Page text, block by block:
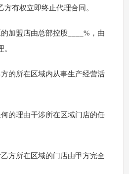
有权立即终止代理合同。
加盟店由总部控股____%，由
的所在区域内从事生产经营活
的理由干涉所在区域门店的任
方所在区域的门店由甲方完全